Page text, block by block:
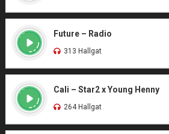
Future – Radio
313 Hallgat
Cali – Star2 x Young Henny
264 Hallgat